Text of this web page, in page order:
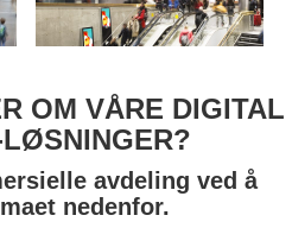
OM VÅRE DIGITAL
avdeling ved å
nedenfor.